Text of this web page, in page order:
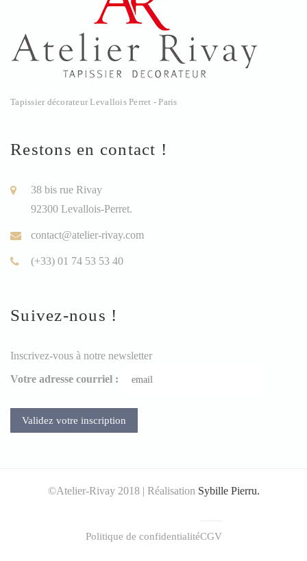
Tapissier décorateur Levallois Perret - Paris
Restons en contact !
38 bis rue Rivay
92300 Levallois-Perret.
contact@atelier-rivay.com
(+33) 01 74 53 53 40
Suivez-nous !
Inscrivez-vous à notre newsletter
Votre adresse courriel :
©Atelier-Rivay 2018 | Réalisation Sybille Pierru.
Politique de confidentialitéCGV